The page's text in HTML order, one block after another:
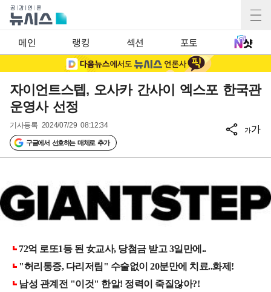
메인 랭킹 섹션 포토
자이언트스텝, 오사카 간사이 엑스포 한국관
운영사 선정
기사등록 2024/07/29 08:12:34
구글에서 선호하는 매체로 추가
가가